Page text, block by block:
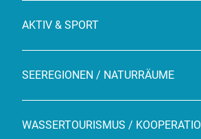
AKTIV & SPORT
SEEREGIONEN / NATURRÄUME
WASSERTOURISMUS /